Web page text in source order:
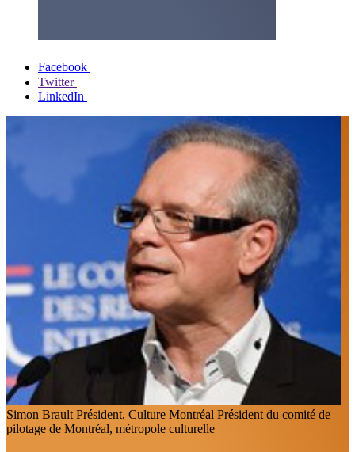
Facebook
Twitter
LinkedIn
Simon Brault Président, Culture Montréal Président du comité de
pilotage de Montréal, métropole culturelle